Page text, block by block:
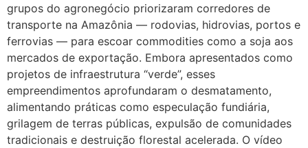
grupos do agronegócio priorizaram corredores de
transporte na Amazônia — rodovias, hidrovias, portos e
ferrovias — para escoar commodities como a soja aos
mercados de exportação. Embora apresentados como
projetos de infraestrutura “verde”, esses
empreendimentos aprofundaram o desmatamento,
alimentando práticas como especulação fundiária,
grilagem de terras públicas, expulsão de comunidades
tradicionais e destruição florestal acelerada. O vídeo